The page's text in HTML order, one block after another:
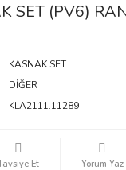
SET (PV6)
KASNAK SET
DİĞER
KLA2111.11289
Et Yorum Yaz